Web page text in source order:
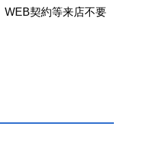
WEB契約等来店不要